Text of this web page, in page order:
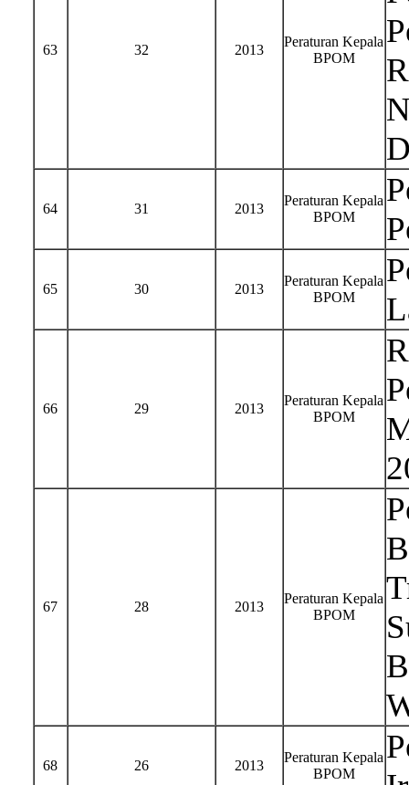
63 32 2013
Peraturan Kepala
BPOM
64 31 2013
Peraturan Kepala
BPOM
65 30 2013
Peraturan Kepala
BPOM
66 29 2013
Peraturan Kepala
BPOM
67 28 2013
Peraturan Kepala
BPOM
68 26 2013
Peraturan Kepala
BPOM